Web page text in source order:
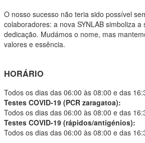
O nosso sucesso não teria sido possível
colaboradores: a nova SYNLAB simboliza
dedicação. Mudámos o nome, mas
valores e essência.
HORÁRIO
Todos os dias das 06:00 às 08:00 e das
Testes COVID-19 (PCR zaragatoa):
Todos os dias das 06:00 às 08:00 e das
Testes COVID-19 (rápidos/antigénios):
Todos os dias das 06:00 às 08:00 e das